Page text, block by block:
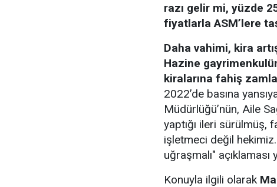
razı gelir mi, yüzde
fiyatlarla ASM’lere
Daha vahimi, kira
Hazine
kiralarına fahiş
2022’de basına
Müdürlüğü’nün, Aile
yaptığı ileri sürülmüş,
işletmeci değil
uğraşmalı" açıklaması
Konuyla ilgili olarak